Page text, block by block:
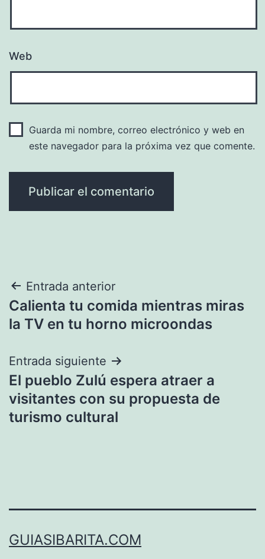
Web
Guarda mi nombre, correo electrónico y web en
este navegador para la próxima vez que comente.
Navegación
de
Entrada anterior
Calienta tu comida mientras miras
la TV en tu horno microondas
Entrada siguiente
El pueblo Zulú espera atraer a
visitantes con su propuesta de
turismo cultural
GUIASIBARITA.COM